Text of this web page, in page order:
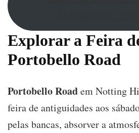
Explorar a Feira
Portobello Road
Portobello Roadem Notting
feira de antiguidades aos
pelas bancas, absorver a